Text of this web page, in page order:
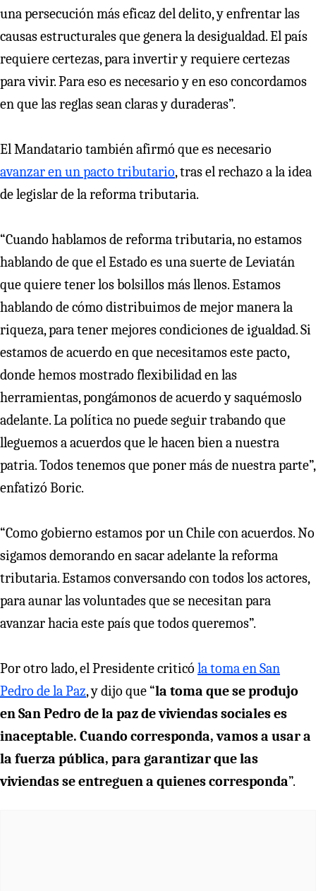
una persecución más eficaz del delito, y enfrentar las
causas estructurales que genera la desigualdad. El país
requiere certezas, para invertir y requiere certezas
para vivir. Para eso es necesario y en eso concordamos
en que las reglas sean claras y duraderas”.
El Mandatario también afirmó que es necesario
avanzar en un pacto tributario, tras el rechazo a la idea
de legislar de la reforma tributaria.
“Cuando hablamos de reforma tributaria, no estamos
hablando de que el Estado es una suerte de Leviatán
que quiere tener los bolsillos más llenos. Estamos
hablando de cómo distribuimos de mejor manera la
riqueza, para tener mejores condiciones de igualdad. Si
estamos de acuerdo en que necesitamos este pacto,
donde hemos mostrado flexibilidad en las
herramientas, pongámonos de acuerdo y saquémoslo
adelante. La política no puede seguir trabando que
lleguemos a acuerdos que le hacen bien a nuestra
patria. Todos tenemos que poner más de nuestra parte”,
enfatizó Boric.
“Como gobierno estamos por un Chile con acuerdos. No
sigamos demorando en sacar adelante la reforma
tributaria. Estamos conversando con todos los actores,
para aunar las voluntades que se necesitan para
avanzar hacia este país que todos queremos”.
Por otro lado, el Presidente criticó la toma en San
Pedro de la Paz, y dijo que “la toma que se produjo
en San Pedro de la paz de viviendas sociales es
inaceptable. Cuando corresponda, vamos a usar a
la fuerza pública, para garantizar que las
viviendas se entreguen a quienes corresponda”.